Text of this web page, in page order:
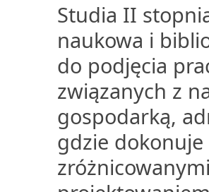
Studia II
naukowa i
do podjęcia
związanych z
gospodarką,
gdzie